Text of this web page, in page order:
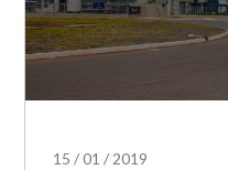
15 /01 /2019